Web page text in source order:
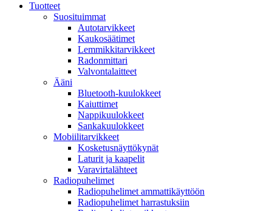
Tuotteet
Suosituimmat
Autotarvikkeet
Kaukosäätimet
Lemmikkitarvikkeet
Radonmittari
Valvontalaitteet
Ääni
Bluetooth-kuulokkeet
Kaiuttimet
Nappikuulokkeet
Sankakuulokkeet
Mobiilitarvikkeet
Kosketusnäyttökynät
Laturit ja kaapelit
Varavirtalähteet
Radiopuhelimet
Radiopuhelimet ammattikäyttöön
Radiopuhelimet harrastuksiin